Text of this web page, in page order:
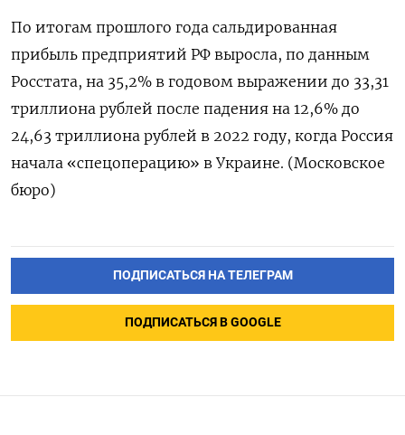
По итогам прошлого года сальдированная
прибыль предприятий РФ выросла, по данным
Росстата, на 35,2% в годовом выражении до 33,31
триллиона рублей после падения на 12,6% до
24,63 триллиона рублей в 2022 году, когда Россия
начала «спецоперацию» в Украине. (Московское
бюро)
ПОДПИСАТЬСЯ НА ТЕЛЕГРАМ
ПОДПИСАТЬСЯ В GOOGLE